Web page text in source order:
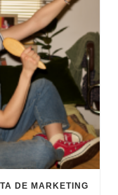
DE MARKETING